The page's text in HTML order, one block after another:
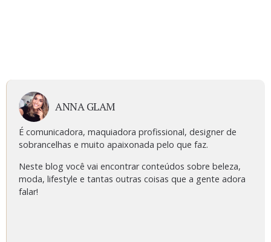
ANNA GLAM
É comunicadora, maquiadora profissional, designer de
sobrancelhas e muito apaixonada pelo que faz.
Neste blog você vai encontrar conteúdos sobre beleza,
moda, lifestyle e tantas outras coisas que a gente adora
falar!